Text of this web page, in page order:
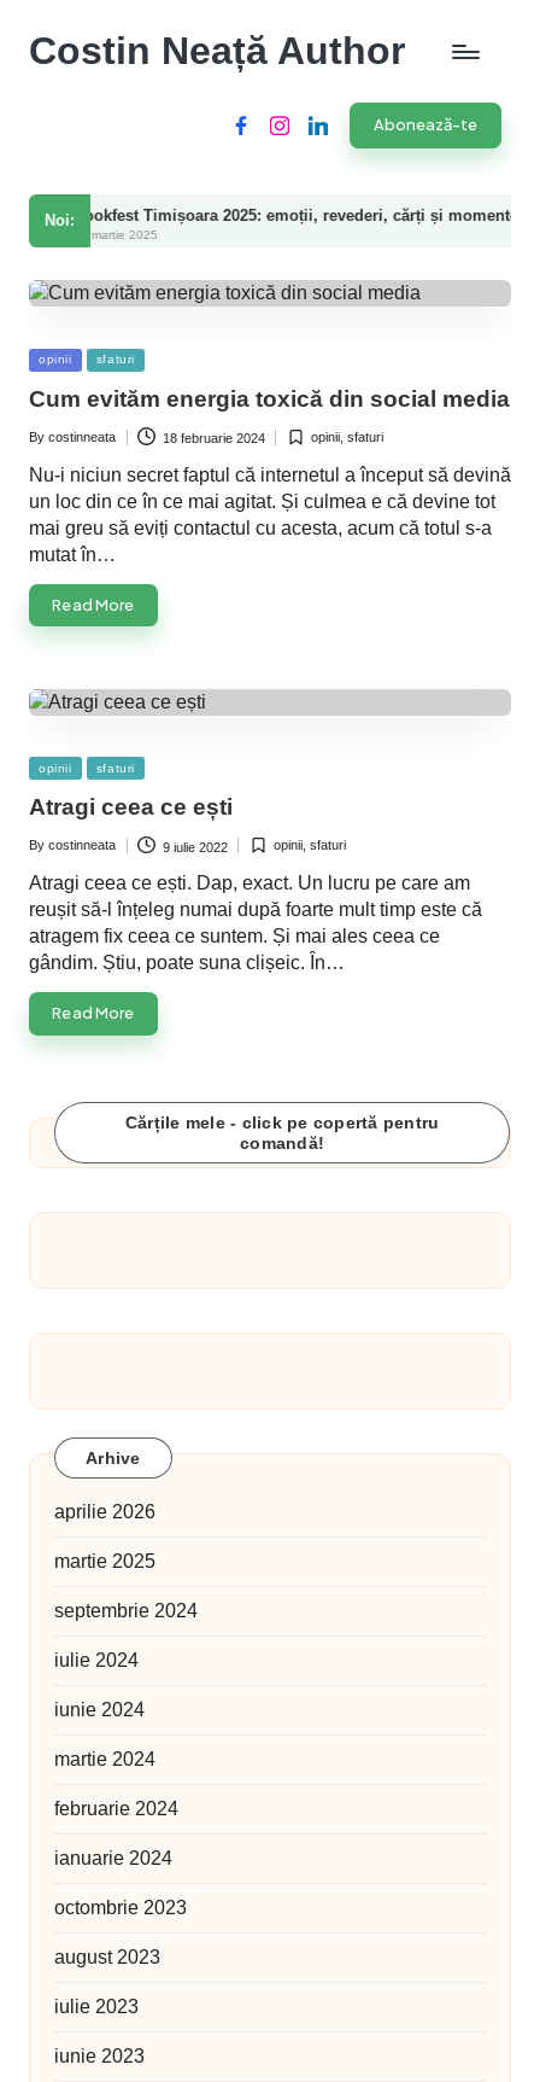
Costin Neață Author
FacebookInstagramLinkedIn Abonează-te
Noi:
Timișoara 2025: emoții, revederi, cărți și momente speciale
Posted
in
opinii sfaturi
Cum evităm energia toxică din social media
Posted
By costinneata 18 februarie 2024
Postedopinii ,sfaturi
Nu-i niciun secret faptul că internetul a început să devină
un loc din ce în ce mai agitat. Și culmea e că devine tot
mai greu să eviți contactul cu acesta, acum că totul s-a
mutat în…
Read More
Posted
opinii sfaturi
Atragi ceea ce ești
Posted
By costinneata 9 iulie 2022
Postedopinii ,sfaturi
Atragi ceea ce ești. Dap, exact. Un lucru pe care am
reușit să-l înțeleg numai după foarte mult timp este că
atragem fix ceea ce suntem. Și mai ales ceea ce
gândim. Știu, poate suna clișeic. În…
Read More
Cărțile mele - click pe copertă pentru
comandă!
Arhive
aprilie 2026
martie 2025
septembrie 2024
iulie 2024
iunie 2024
martie 2024
februarie 2024
ianuarie 2024
octombrie 2023
august 2023
iulie 2023
iunie 2023